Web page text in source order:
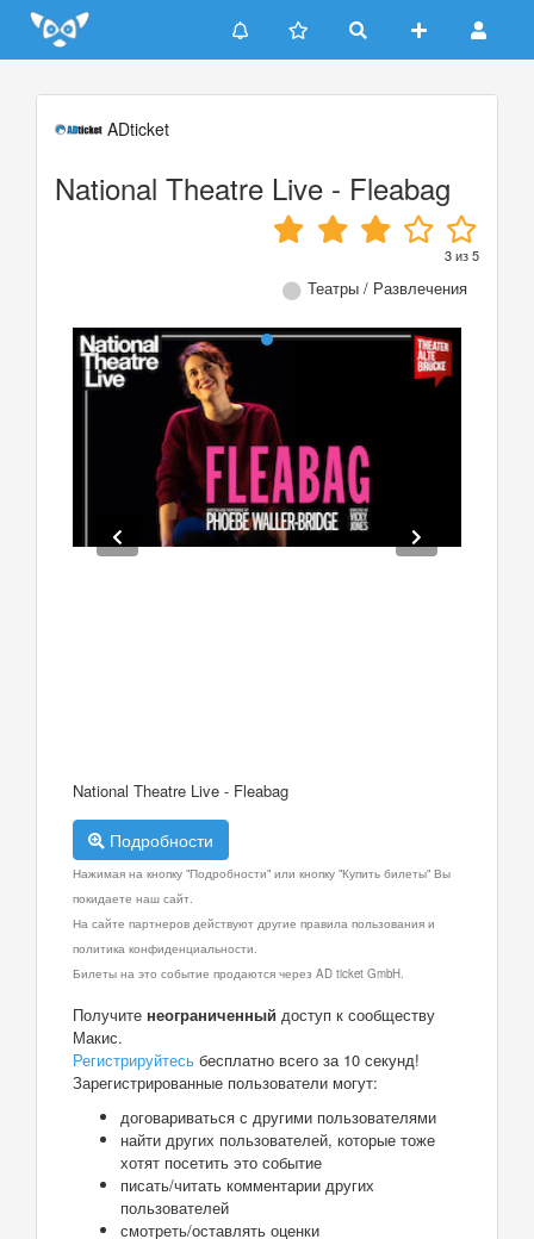
Update cookies preferences
ADticket
National Theatre Live - Fleabag
3из5
Театры / Развлечения
National Theatre Live - Fleabag
Подробности
Нажимая на кнопку "Подробности" или кнопку "Купить билеты" Вы
покидаете наш сайт.
На сайте партнеров действуют другие правила пользования и
политика конфиденциальности.
Билеты на это событие продаются через AD ticket GmbH.
Получите неограниченный доступ к сообществу
Макис.
Регистрируйтесь бесплатно всего за 10 секунд!
Зарегистрированные пользователи могут:
договариваться с другими пользователями
найти других пользователей, которые тоже
хотят посетить это событие
писать/читать комментарии других
пользователей
смотреть/оставлять оценки